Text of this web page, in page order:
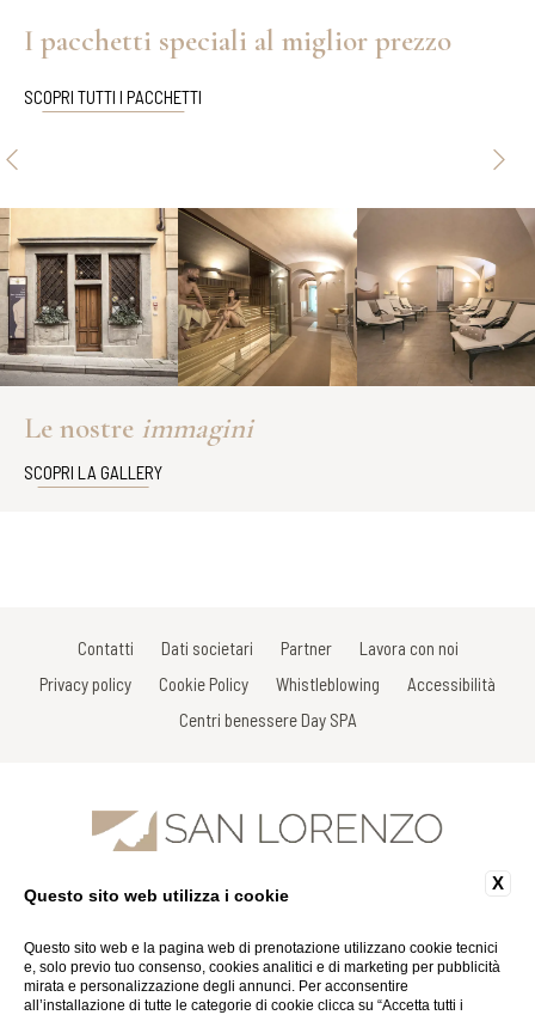
I pacchetti speciali al miglior prezzo
SCOPRI TUTTI I PACCHETTI
Le nostre immagini
SCOPRI LA GALLERY
Contatti Dati societari Partner
Lavora con noi
Privacy policy
Cookie Policy Whistleblowing
Accessibilità
Centri benessere Day SPA
Via Gracco del Secco, 111 - 53034 Colle di Val D'Elsa - Siena - Italy
Fax: +39 0577 926863
Email:info@spasanlorenzo.it
P.Iva 01116290527
X
Questo sito web utilizza i cookie
Questo sito web e la pagina web di prenotazione utilizzano cookie tecnici
e, solo previo tuo consenso, cookies analitici e di marketing per pubblicità
mirata e personalizzazione degli annunci. Per acconsentire
all’installazione di tutte le categorie di cookie clicca su “Accetta tutti i